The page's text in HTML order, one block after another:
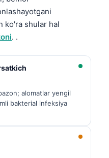
ko'ra shular hal
. .
alomatlar yengil
bakterial infeksiya